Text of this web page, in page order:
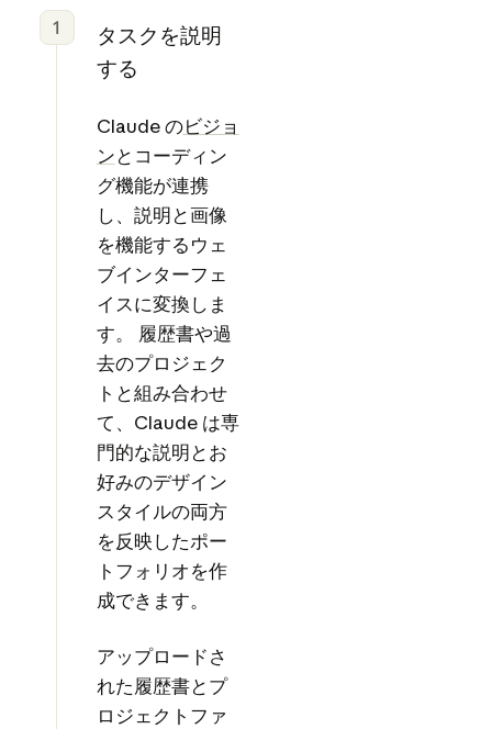
1
タスクを説明
する
Claude のビジョ
ンとコーディン
グ機能が連携
し、説明と画像
を機能するウェ
ブインターフェ
イスに変換しま
す。 履歴書や過
去のプロジェク
トと組み合わせ
て、Claude は専
門的な説明とお
好みのデザイン
スタイルの両方
を反映したポー
トフォリオを作
成できます。
アップロードさ
れた履歴書とプ
ロジェクトファ